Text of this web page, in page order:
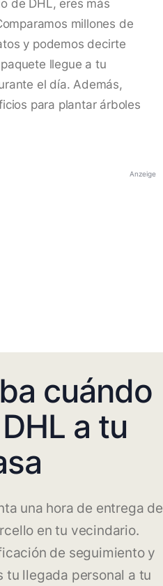
de DHL, eres más
millones de
y podemos decirte
llegue a tu
el día. Además,
para plantar árboles
Anzeige
cuándo
a tu
una hora de entrega de
en tu vecindario.
de seguimiento y
tu llegada personal a tu